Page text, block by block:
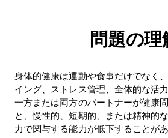
問題の理
身体的健康は運動や食事だけでなく
イング、ストレス管理、全体的な活
一方または両方のパートナーが健康
と、慢性的、短期的、または精神的
力で関与する能力が低下することが